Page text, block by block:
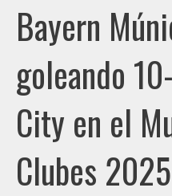
Bayern
goleando
City en el
Clubes 2025